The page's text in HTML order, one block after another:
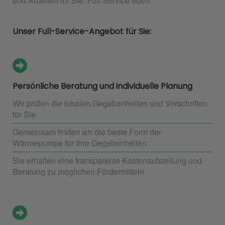
Unser Full-Service-Angebot für Sie:
Persönliche Beratung und individuelle Planung
Wir prüfen die lokalen Gegebenheiten und Vorschriften
für Sie
Gemeinsam finden wir die beste Form der
Wärmepumpe für Ihre Gegebenheiten
Sie erhalten eine transparente Kostenaufstellung und
Beratung zu möglichen Fördermitteln